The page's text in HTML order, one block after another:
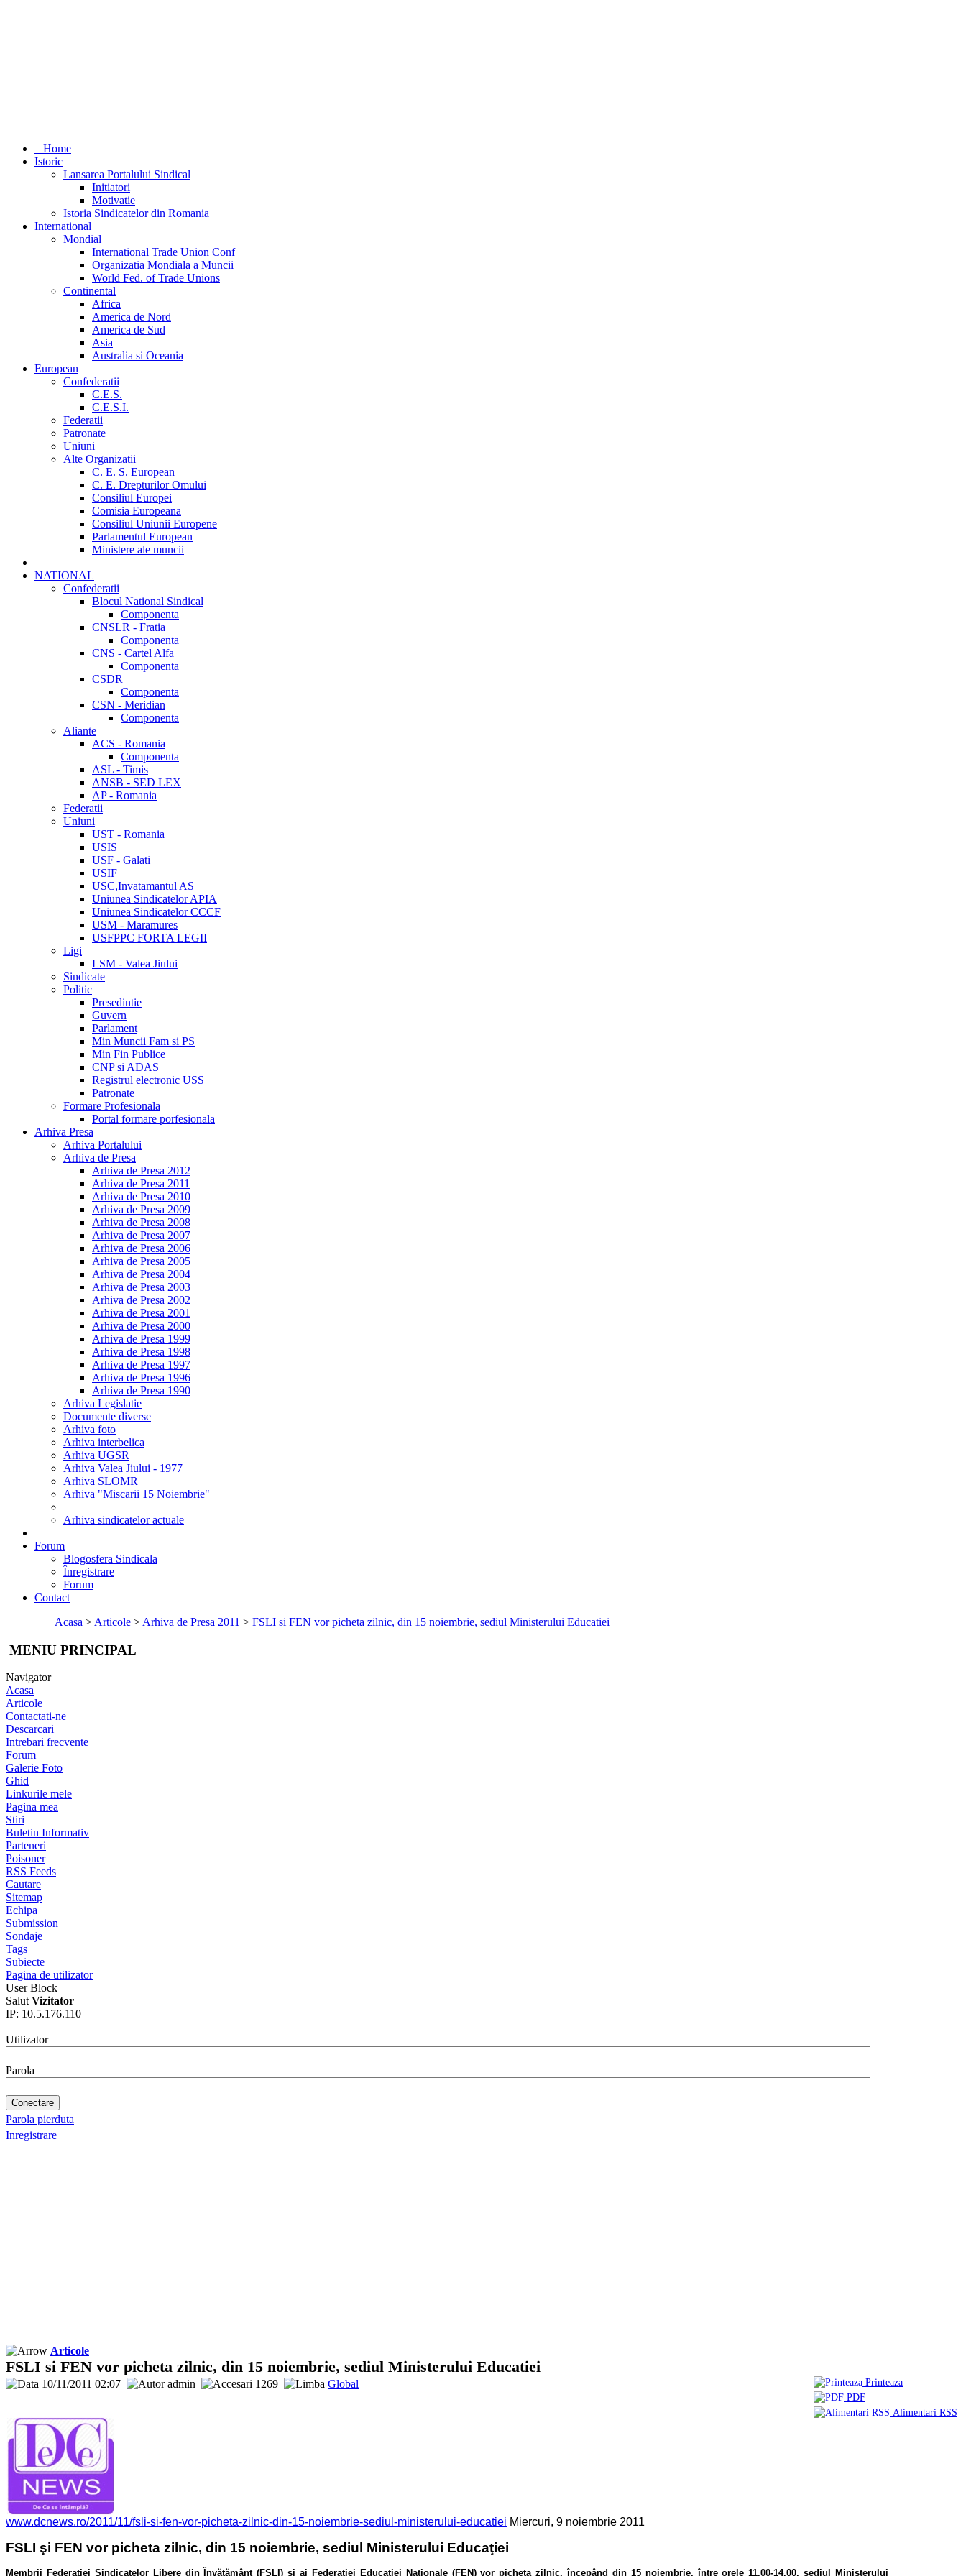
Home
Istoric
Lansarea Portalului Sindical
Initiatori
Motivatie
Istoria Sindicatelor din Romania
International
Mondial
International Trade Union Conf
Organizatia Mondiala a Muncii
World Fed. of Trade Unions
Continental
Africa
America de Nord
America de Sud
Asia
Australia si Oceania
European
Confederatii
C.E.S.
C.E.S.I.
Federatii
Patronate
Uniuni
Alte Organizatii
C. E. S. European
C. E. Drepturilor Omului
Consiliul Europei
Comisia Europeana
Consiliul Uniunii Europene
Parlamentul European
Ministere ale muncii
NATIONAL
Confederatii
Blocul National Sindical
Componenta
CNSLR - Fratia
Componenta
CNS - Cartel Alfa
Componenta
CSDR
Componenta
CSN - Meridian
Componenta
Aliante
ACS - Romania
Componenta
ASL - Timis
ANSB - SED LEX
AP - Romania
Federatii
Uniuni
UST - Romania
USIS
USF - Galati
USIF
USC,Invatamantul AS
Uniunea Sindicatelor APIA
Uniunea Sindicatelor CCCF
USM - Maramures
USFPPC FORTA LEGII
Ligi
LSM - Valea Jiului
Sindicate
Politic
Presedintie
Guvern
Parlament
Min Muncii Fam si PS
Min Fin Publice
CNP si ADAS
Registrul electronic USS
Patronate
Formare Profesionala
Portal formare porfesionala
Arhiva Presa
Arhiva Portalului
Arhiva de Presa
Arhiva de Presa 2012
Arhiva de Presa 2011
Arhiva de Presa 2010
Arhiva de Presa 2009
Arhiva de Presa 2008
Arhiva de Presa 2007
Arhiva de Presa 2006
Arhiva de Presa 2005
Arhiva de Presa 2004
Arhiva de Presa 2003
Arhiva de Presa 2002
Arhiva de Presa 2001
Arhiva de Presa 2000
Arhiva de Presa 1999
Arhiva de Presa 1998
Arhiva de Presa 1997
Arhiva de Presa 1996
Arhiva de Presa 1990
Arhiva Legislatie
Documente diverse
Arhiva foto
Arhiva interbelica
Arhiva UGSR
Arhiva Valea Jiului - 1977
Arhiva SLOMR
Arhiva "Miscarii 15 Noiembrie"
Arhiva sindicatelor actuale
Forum
Blogosfera Sindicala
Înregistrare
Forum
Contact
Acasa > Articole > Arhiva de Presa 2011 > FSLI si FEN vor picheta zilnic, din 15 noiembrie, sediul Ministerului Educatiei
MENIU PRINCIPAL
Navigator
Acasa
Articole
Contactati-ne
Descarcari
Intrebari frecvente
Forum
Galerie Foto
Ghid
Linkurile mele
Pagina mea
Stiri
Buletin Informativ
Parteneri
Poisoner
RSS Feeds
Cautare
Sitemap
Echipa
Submission
Sondaje
Tags
Subiecte
Pagina de utilizator
User Block
Salut Vizitator
IP: 10.5.176.110
Utilizator
Parola
Parola pierduta
Inregistrare
Articole
FSLI si FEN vor picheta zilnic, din 15 noiembrie, sediul Ministerului Educatiei
10/11/2011 02:07 admin 1269 Global
Printeaza
PDF
Alimentari RSS
www.dcnews.ro/2011/11/fsli-si-fen-vor-picheta-zilnic-din-15-noiembrie-sediul-ministerului-educatiei Miercuri, 9 noiembrie 2011
FSLI şi FEN vor picheta zilnic, din 15 noiembrie, sediul Ministerului Educaţiei
Membrii Federaţiei Sindicatelor Libere din Învăţământ (FSLI) şi ai Federaţiei Educaţiei Naţionale (FEN) vor picheta zilnic, începând din 15 noiembrie, între orele 11.00-14.00, sediul Ministerului